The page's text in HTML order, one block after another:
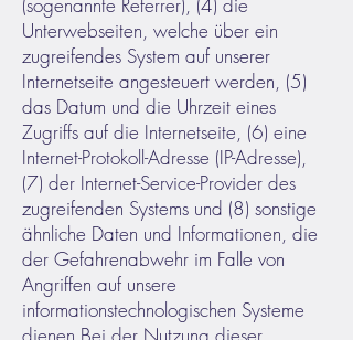
Unterwebseiten, welche über ein
zugreifendes System auf unserer
Internetseite angesteuert werden, (5)
das Datum und die Uhrzeit eines
Zugriffs auf die Internetseite, (6) eine
Internet-Protokoll-Adresse (IP-Adresse),
(7) der Internet-Service-Provider des
zugreifenden Systems und (8) sonstige
ähnliche Daten und Informationen, die
der Gefahrenabwehr im Falle von
Angriffen auf unsere
informationstechnologischen Systeme